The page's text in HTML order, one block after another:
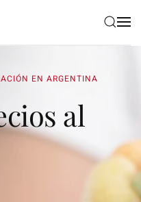
EN ARGENTINA
al